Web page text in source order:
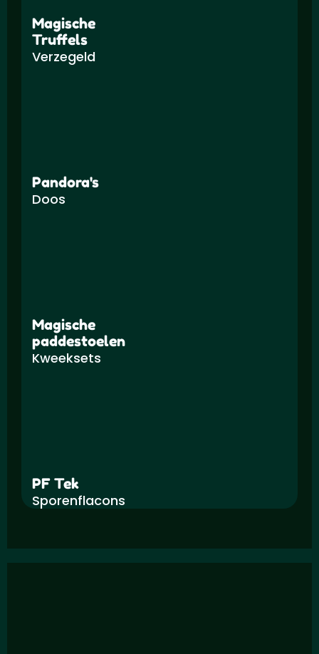
Magische
Truffels
Verzegeld
Pandora's
Doos
Magische
paddestoelen
Kweeksets
PF Tek
Sporenflacons